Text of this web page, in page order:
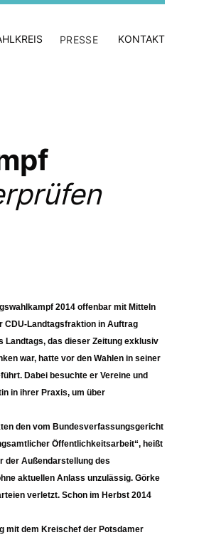
PRESSE KONTAKT
2014 offenbar mit Mitteln
CDU-Landtagsfraktion in Auftrag
Landtags, das dieser Zeitung exklusiv
war, hatte vor den Wahlen in seiner
Dabei besuchte er Vereine und
in ihrer Praxis, um über
den vom Bundesverfassungsgericht
Öffentlichkeitsarbeit“, heißt
der Außendarstellung des
aktuellen Anlass unzulässig. Görke
verletzt. Schon im Herbst 2014
mit dem Kreischef der Potsdamer